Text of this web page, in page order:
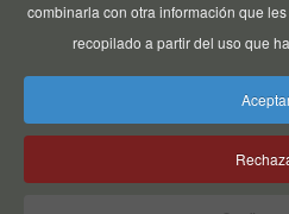
combinarla con otra información que
recopilado a partir del uso que